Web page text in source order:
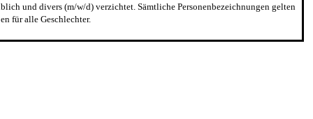
und divers (m/w/d) verzichtet. Sämtliche Personenbezeichnungen gelten
für alle Geschlechter.